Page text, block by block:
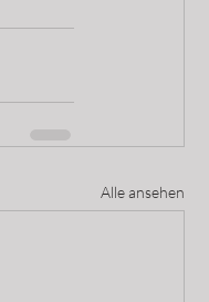
Alle ansehen